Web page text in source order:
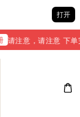
打开
请注意，请注意 下单